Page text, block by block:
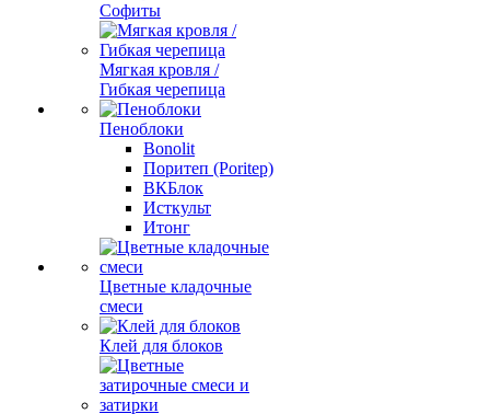
Софиты
Мягкая кровля /
Гибкая черепица
Пеноблоки
Bonolit
Поритеп (Poritep)
ВКБлок
Исткульт
Итонг
Цветные кладочные
смеси
Клей для блоков